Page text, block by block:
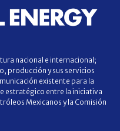
nacional e internacional;
producción y sus servicios
existente para la
estratégico entre la iniciativa
Mexicanos y la Comisión